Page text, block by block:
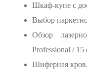
Шкаф-купе с
Выбор
Обзор
Professional / 15
Шиферная